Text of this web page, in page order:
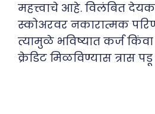
महत्त्वाचे आहे. विलंबित
स्कोअरवर नकारात्मक
त्यामुळे भविष्यात कर्ज किंवा
क्रेडिट मिळविण्यास त्रास